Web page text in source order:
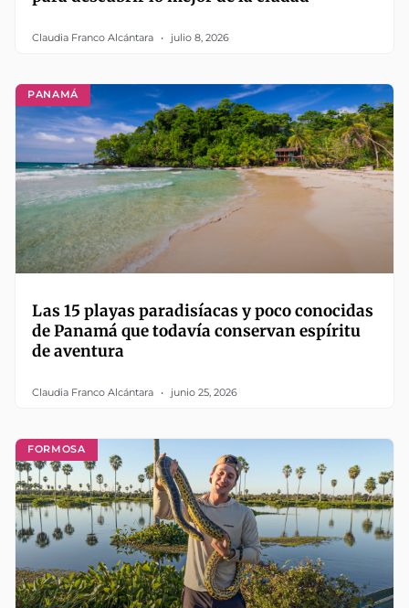
Claudia Franco Alcántara julio 8, 2026
PANAMÁ
Las 15 playas paradisíacas y poco conocidas
de Panamá que todavía conservan espíritu
de aventura
Claudia Franco Alcántara junio 25, 2026
FORMOSA